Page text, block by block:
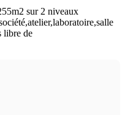
sur 2 niveaux
libre de